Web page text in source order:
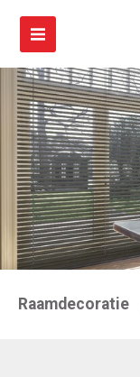
Raamdecoratie